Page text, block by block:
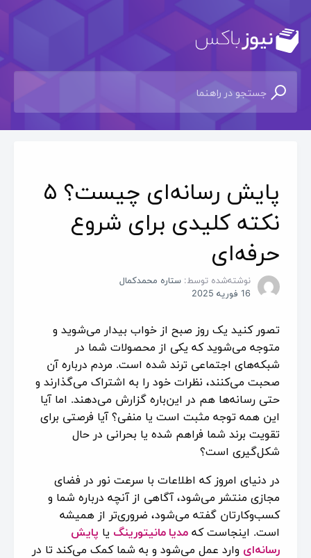
پایش رسانه‌ای چیست؟ ۵
نکته کلیدی برای شروع
حرفه‌ای
نوشته‌شده توسط: ستاره محمدکمال
16 فوریه 2025
تصور کنید یک روز صبح از خواب بیدار می‌شوید و
متوجه می‌شوید که یکی از محصولات شما در
شبکه‌های اجتماعی ترند شده است. مردم درباره آن
صحبت می‌کنند، نظرات خود را به اشتراک می‌گذارند و
حتی رسانه‌ها هم در این‌باره گزارش می‌دهند. اما آیا
این همه توجه مثبت است یا منفی؟ آیا فرصتی برای
تقویت برند شما فراهم شده یا بحرانی در حال
شکل‌گیری است؟
در دنیای امروز که اطلاعات با سرعت نور در فضای
مجازی منتشر می‌شود، آگاهی از آنچه درباره شما و
کسب‌وکارتان گفته می‌شود، ضروری‌تر از همیشه
است. اینجاست که مدیا مانیتورینگ یا پایش
رسانه‌ای وارد عمل می‌شود و به شما کمک می‌کند تا در